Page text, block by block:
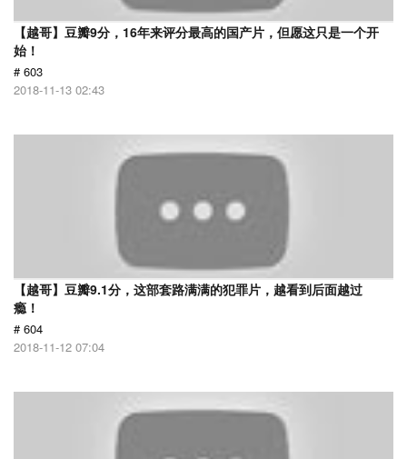
【越哥】豆瓣9分，16年来评分最高的国产片，但愿这只是一个开
始！
# 603
2018-11-13 02:43
【越哥】豆瓣9.1分，这部套路满满的犯罪片，越看到后面越过
瘾！
# 604
2018-11-12 07:04